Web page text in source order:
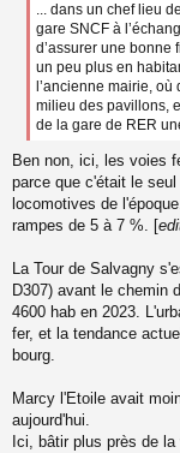
... dans un chef lieu
gare SNCF à
d’assurer une bonne
un peu plus en
l’ancienne mairie,
milieu des pavillons,
de la gare de RER
Ben non, ici, les voies
parce que c'était le
locomotives de
rampes de 5 à 7 %. [
La Tour de Salvagny
D307) avant le chemin
4600 hab en 2023.
fer, et la tendance
bourg.
Marcy l'Etoile avait
aujourd'hui.
Ici, bâtir plus près de